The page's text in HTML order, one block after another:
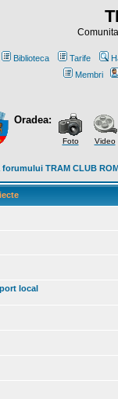
Biblioteca Tarife
Membri
Oradea:
Foto Video
TRAM CLUB
local